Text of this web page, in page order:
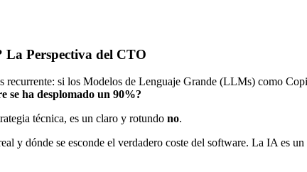
La Perspectiva del CTO
si los Modelos de Lenguaje Grande (LLMs) como
se ha desplomado un 90%?
técnica, es un claro y rotundo no.
y dónde se esconde el verdadero coste del software. La IA es